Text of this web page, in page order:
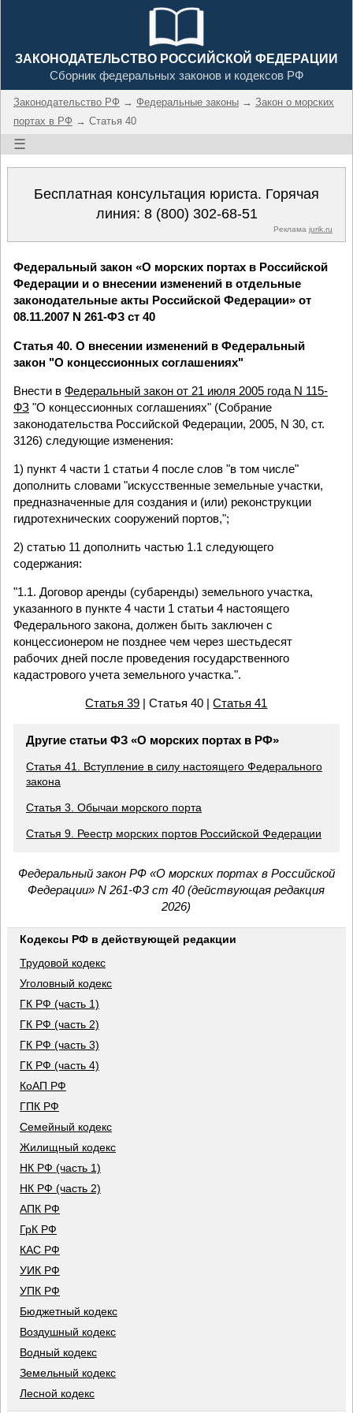
ЗАКОНОДАТЕЛЬСТВО РОССИЙСКОЙ ФЕДЕРАЦИИ
Сборник федеральных законов и кодексов РФ
Законодательство РФ → Федеральные законы → Закон о морских
портах в РФ → Статья 40
☰
Бесплатная консультация юриста. Горячая
линия: 8 (800) 302-68-51
Реклама jurik.ru
Федеральный закон «О морских портах в Российской
Федерации и о внесении изменений в отдельные
законодательные акты Российской Федерации» от
08.11.2007 N 261-ФЗ ст 40
Статья 40. О внесении изменений в Федеральный
закон "О концессионных соглашениях"
Внести в Федеральный закон от 21 июля 2005 года N 115-
ФЗ "О концессионных соглашениях" (Собрание
законодательства Российской Федерации, 2005, N 30, ст.
3126) следующие изменения:
1) пункт 4 части 1 статьи 4 после слов "в том числе"
дополнить словами "искусственные земельные участки,
предназначенные для создания и (или) реконструкции
гидротехнических сооружений портов,";
2) статью 11 дополнить частью 1.1 следующего
содержания:
"1.1. Договор аренды (субаренды) земельного участка,
указанного в пункте 4 части 1 статьи 4 настоящего
Федерального закона, должен быть заключен с
концессионером не позднее чем через шестьдесят
рабочих дней после проведения государственного
кадастрового учета земельного участка.".
Статья 39 | Статья 40 |Статья 41
Другие статьи ФЗ «О морских портах в РФ»
Статья 41. Вступление в силу настоящего Федерального
закона
Статья 3. Обычаи морского порта
Статья 9. Реестр морских портов Российской Федерации
Федеральный закон РФ «О морских портах в Российской
Федерации» N 261-ФЗ ст 40 (действующая редакция
2026)
Кодексы РФ в действующей редакции
Трудовой кодекс
Уголовный кодекс
ГК РФ (часть 1)
ГК РФ (часть 2)
ГК РФ (часть 3)
ГК РФ (часть 4)
КоАП РФ
ГПК РФ
Семейный кодекс
Жилищный кодекс
НК РФ (часть 1)
НК РФ (часть 2)
АПК РФ
ГрК РФ
КАС РФ
УИК РФ
УПК РФ
Бюджетный кодекс
Воздушный кодекс
Водный кодекс
Земельный кодекс
Лесной кодекс